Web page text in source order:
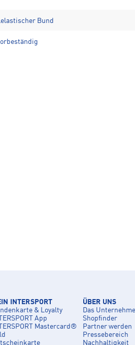
Bund
INTERSPORT
& Loyalty
App
Mastercard®
ÜBER UNS
Das
Shopfinder
Partner werden
Pressebereich
Nachhaltigkeit